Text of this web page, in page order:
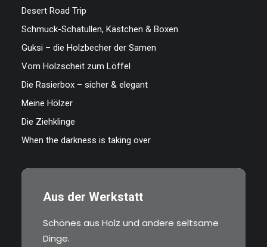
Desert Road Trip
Schmuck-Schatullen, Kästchen & Boxen
Guksi – die Holzbecher der Samen
Vom Holzscheit zum Löffel
Die Rasierbox – sicher & elegant
Meine Hölzer
Die Ziehklinge
When the darkness is taking over
Aus der Werkstatt
Schönes aus Holz und andere seltsame
Dinge.